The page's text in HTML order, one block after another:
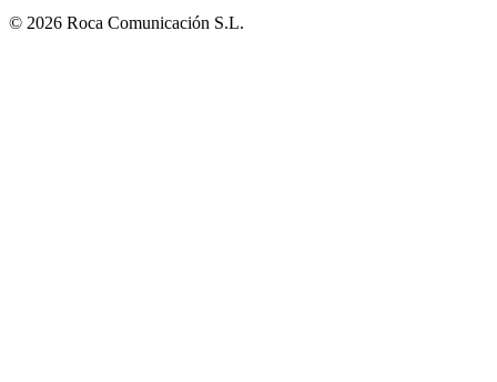
© 2026 Roca Comunicación S.L.